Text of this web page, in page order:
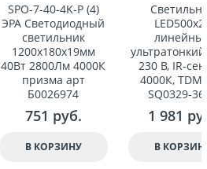
SPO-7-40-4K-P (4)
ЭРА Светодиодный
светильник
1200x180x19мм
40Вт 2800Лм 4000К
призма арт
Б0026974
751 руб.
В КОРЗИНУ
230 В, IR-
4000К, TDM
SQ0329-
1 981
В